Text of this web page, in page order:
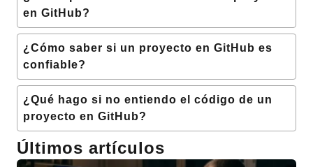
en GitHub?
¿Cómo saber si un proyecto en GitHub es
confiable?
¿Qué hago si no entiendo el código de un
proyecto en GitHub?
Últimos artículos